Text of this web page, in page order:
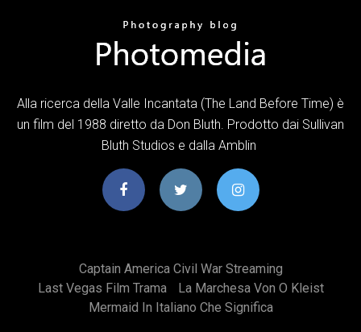
Alla ricerca della Valle Incantata (The Land Before Time) è
un film del 1988 diretto da Don Bluth. Prodotto dai Sullivan
Bluth Studios e dalla Amblin
Captain America Civil War Streaming
Last Vegas Film Trama
La Marchesa Von O Kleist
Mermaid In Italiano Che Significa